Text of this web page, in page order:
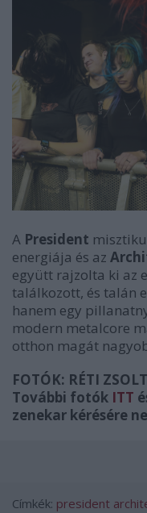
A President
energiája és az
együtt rajzolta ki az
találkozott, és talán
hanem egy
modern metalcore
otthon magát
FOTÓK: RÉTI ZSOLT
További fotók ITT
zenekar kérésére
Címkék: president